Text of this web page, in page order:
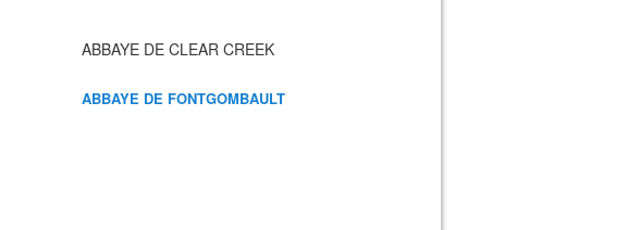
ABBAYE DE CLEAR CREEK
ABBAYE DE FONTGOMBAULT